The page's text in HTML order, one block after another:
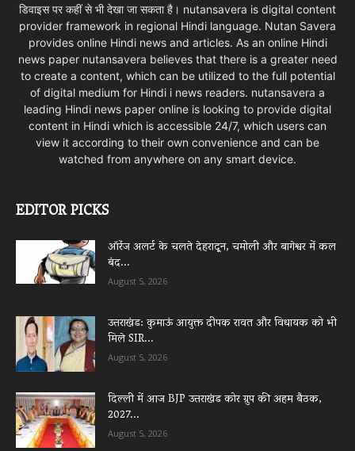
डिवाइस पर कहीं से भी देखा जा सकता है। nutansavera is digital content
provider framework in regional Hindi language. Nutan Savera
provides online Hindi news and articles. As an online Hindi
news paper nutansavera believes that there is a greater need
to create a content, which can be utilized to the full potential
of digital medium for Hindi i news readers. nutansavera a
leading Hindi news paper online is looking to provide digital
content in Hindi which is accessible 24/7, which users can
view it according to their own convenience and can be
watched from anywhere on any smart device.
EDITOR PICKS
ऑरेंज अलर्ट के चलते देहरादून, चमोली और बागेश्वर में कल
बंद...
August 5, 2026
उत्तराखंड: कुमाऊं आयुक्त दीपक रावत और विधायक को भी
मिले SIR...
August 5, 2026
दिल्ली में आज BJP उत्तराखंड कोर ग्रुप की अहम बैठक,
2027...
August 5, 2026